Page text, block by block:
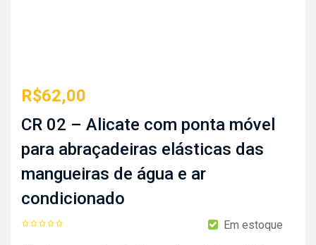
R$62,00
CR 02 – Alicate com ponta móvel
para abraçadeiras elásticas das
mangueiras de água e ar
condicionado
Em estoque